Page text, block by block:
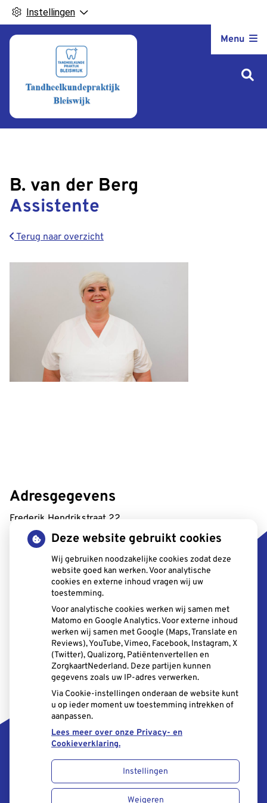
Instellingen
Menu
B. van der Berg
Assistente
Terug naar overzicht
Adresgegevens
Frederik Hendrikstraat 22
2665 CK Bleiswijk
010-5215850
balie@thpbleiswijk.nl
Openingstijden
Maandag:
08.30 - 17.00
08.30 - 17.00
Woensdag:
08.30 - 17.00
Donderdag:
08.30 - 17.00
Uw Zorg Online|Beheer
Deze website gebruikt cookies
Wij gebruiken noodzakelijke cookies zodat deze
website goed kan werken. Voor analytische
cookies en externe inhoud vragen wij uw
toestemming.
Voor analytische cookies werken wij samen met
Matomo en Google Analytics. Voor externe inhoud
werken wij samen met Google (Maps, Translate en
Reviews), YouTube, Vimeo, Facebook, Instagram, X
(Twitter), Qualizorg, Patiëntenvertellen en
ZorgkaartNederland. Deze partijen kunnen
gegevens zoals uw IP-adres verwerken.
Via Cookie-instellingen onderaan de website kunt
u op ieder moment uw toestemming intrekken of
aanpassen.
Lees meer over onze Privacy- en
Cookieverklaring.
Instellingen
Weigeren